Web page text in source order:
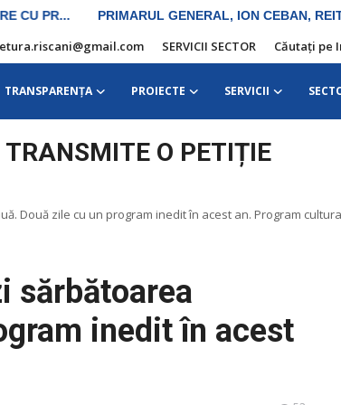
SERVICII SECTOR Căutați pe
TRANSPARENȚA PROIECTE SERVICII
TRANSMITE O PETIȚIE
Două zile cu un program inedit în acest an. Program
sărbătoarea
inedit în acest